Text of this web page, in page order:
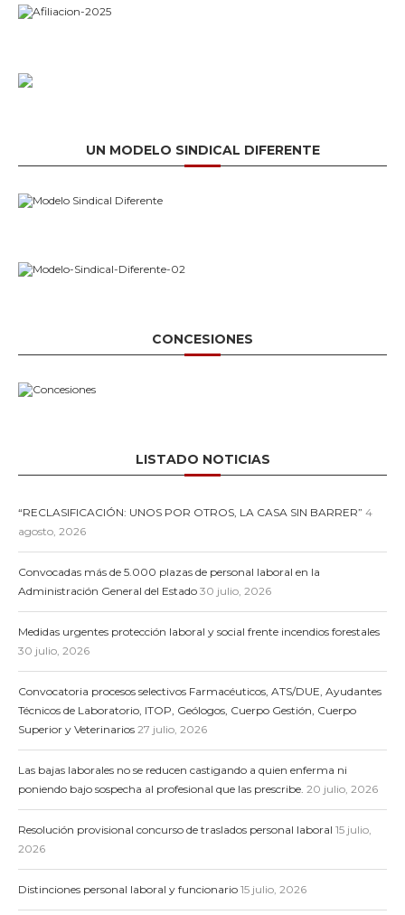
UN MODELO SINDICAL DIFERENTE
CONCESIONES
LISTADO NOTICIAS
“RECLASIFICACIÓN: UNOS POR OTROS, LA CASA SIN BARRER” 4
agosto, 2026
Convocadas más de 5.000 plazas de personal laboral en la
Administración General del Estado 30 julio, 2026
Medidas urgentes protección laboral y social frente incendios forestales
30 julio, 2026
Convocatoria procesos selectivos Farmacéuticos, ATS/DUE, Ayudantes
Técnicos de Laboratorio, ITOP, Geólogos, Cuerpo Gestión, Cuerpo
Superior y Veterinarios 27 julio, 2026
Las bajas laborales no se reducen castigando a quien enferma ni
poniendo bajo sospecha al profesional que las prescribe. 20 julio, 2026
Resolución provisional concurso de traslados personal laboral 15 julio,
2026
Distinciones personal laboral y funcionario 15 julio, 2026